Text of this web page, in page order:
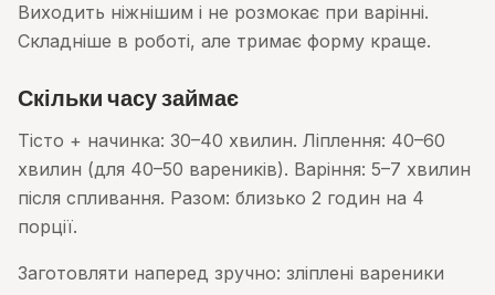
Виходить ніжнішим і не розмокає при варінні.
Складніше в роботі, але тримає форму краще.
Скільки часу займає
Тісто + начинка: 30–40 хвилин. Ліплення: 40–60
хвилин (для 40–50 вареників). Варіння: 5–7 хвилин
після спливання. Разом: близько 2 годин на 4
порції.
Заготовляти наперед зручно: зліплені вареники